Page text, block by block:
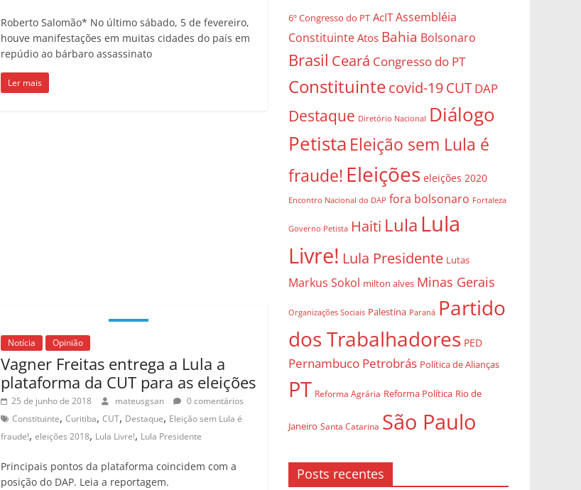
Roberto Salomão* No último sábado, 5 de fevereiro,
houve manifestações em muitas cidades do país em
repúdio ao bárbaro assassinato
Ler mais
Notícia Opinião
Vagner Freitas entrega a Lula a
plataforma da CUT para as eleições
25 de junho de 2018 mateusgsan
0 comentários
Constituinte,Curitiba,CUT, Destaque, Eleição sem Lula é
fraude!,eleições 2018, Lula Livre!, Lula Presidente
Principais pontos da plataforma coincidem com a
posição do DAP. Leia a reportagem.
6º Congresso do PT AcIT Assembléia
Constituinte Atos Bahia Bolsonaro
Brasil Ceará Congresso do PT
Constituintecovid-19CUT DAP
Destaque Diretório Nacional Diálogo
Petista Eleição sem Lula é
fraude! Eleições eleições 2020
Encontro Nacional do DAP fora bolsonaro Fortaleza
Governo Petista Haiti Lula Lula
Livre! Lula Presidente Lutas
Markus Sokol milton alves Minas Gerais
Organizações Sociais Palestina Paraná Partido
dos Trabalhadores PED
Pernambuco Petrobrás Política de Alianças
PT Reforma Agrária Reforma Política Rio de
Janeiro Santa Catarina São Paulo
Posts recentes